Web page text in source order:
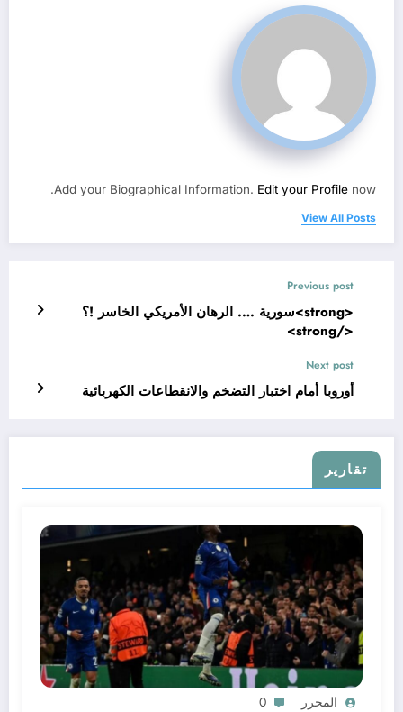
Add your Biographical Information. Edit your Profile now.
View All Posts
Previous post
<strong>سورية …. الرهان الأمريكي الخاسر !؟
</strong>
Next post
أوروبا أمام اختبار التضخم والانقطاعات الكهربائية
تقارير
المحرر 0